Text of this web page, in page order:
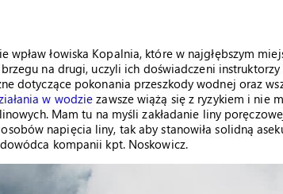
wpław łowiska Kopalnia, które w najgłębszym
na drugi, uczyli ich doświadczeni
dotyczące pokonania przeszkody wodnej oraz
w wodzie zawsze wiążą się z ryzykiem i nie
Mam tu na myśli zakładanie liny
napięcia liny, tak aby stanowiła solidną
kompanii kpt. Noskowicz.